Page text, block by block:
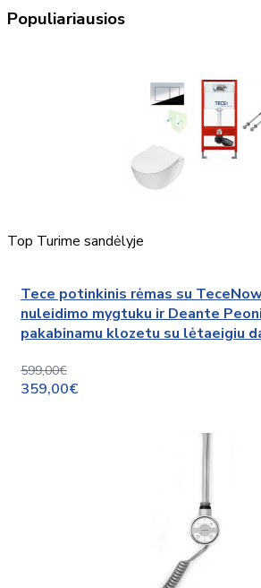
Populiariausios
Top Turime sandėlyje
Tece potinkinis rėmas su TeceNow
nuleidimo mygtuku ir Deante Peonia rimless
pakabinamu klozetu su lėtaeigiu
599,00€
359,00€